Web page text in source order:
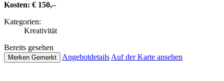
Kosten: € 150,–
Kate­go­rien:
Krea­ti­vi­tät
Bereits gesehen
Merken Gemerkt Ange­botde­tails Auf der Karte ansehen